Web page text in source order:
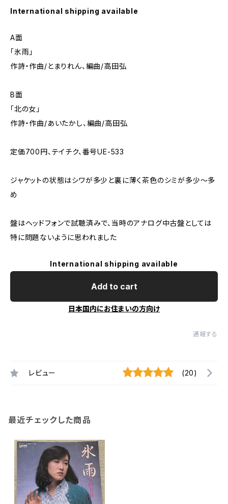
International shipping available
A面
「氷雨」
作詩・作曲/とまりれん、編曲/高田弘
B面
「北の女」
作詩・作曲/あいたかし、編曲/高田弘
定価700円、テイチク、番号UE-533
ジャケットの状態はシワが多少と裏に薄く茶色のシミが多少～多
め
盤はヘッドフォンで試聴済みで、当時のアナログ中古盤としては
特に問題ないように思われました
International shipping available
Add to cart
日本国内にお住まいの方向け
通報する
レビュー (20)
最近チェックした商品